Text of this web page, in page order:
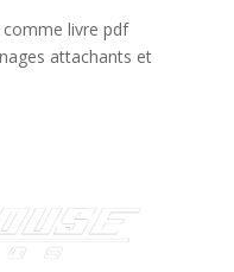
livre pdf
attachants et